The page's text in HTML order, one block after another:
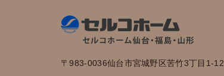
〒983-0036仙台市宮城野区苦竹3丁目1-12